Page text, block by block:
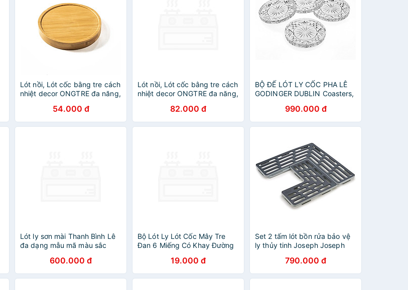
Lót nồi, Lót cốc bằng tre cách
nhiệt decor ONGTRE đa năng,
54.000 đ
Lót nồi, Lót cốc bằng tre cách
nhiệt decor ONGTRE đa năng,
82.000 đ
BỘ ĐẾ LÓT LY CỐC PHA LÊ
GODINGER DUBLIN Coasters,
990.000 đ
Lót ly sơn mài Thanh Bình Lê
đa dạng mẫu mã màu sắc
600.000 đ
Bộ Lót Ly Lót Cốc Mây Tre
Đan 6 Miếng Có Khay Đường
Công, Thân Thiện Môi Trường
19.000 đ
Set 2 tấm lót bồn rửa bảo vệ
ly thủy tinh Joseph Joseph
790.000 đ